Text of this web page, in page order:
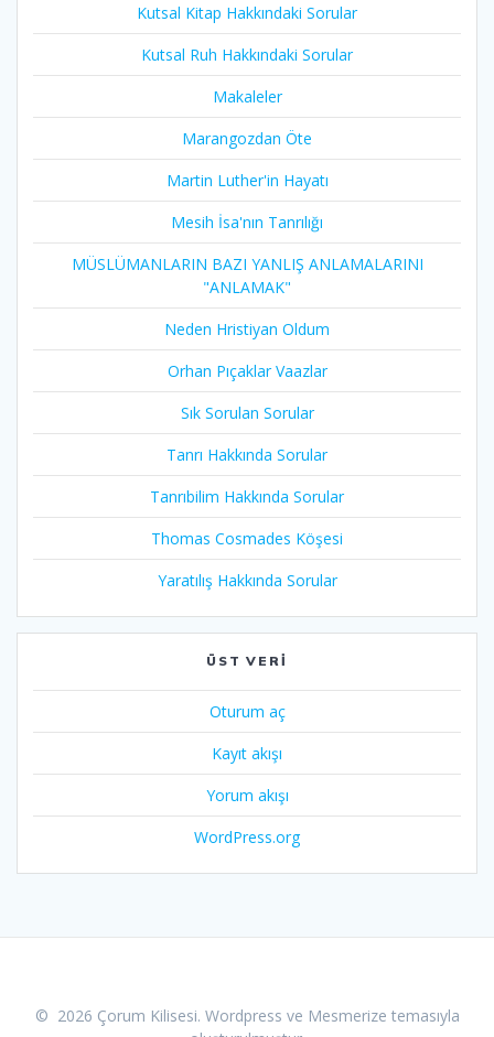
Kutsal Kitap Hakkındaki Sorular
Kutsal Ruh Hakkındaki Sorular
Makaleler
Marangozdan Öte
Martin Luther'in Hayatı​
Mesih İsa'nın Tanrılığı​
MÜSLÜMANLARIN BAZI YANLIŞ ANLAMALARINI
"ANLAMAK"
Neden Hristiyan Oldum​
Orhan Pıçaklar Vaazlar
Sık Sorulan Sorular
Tanrı Hakkında Sorular
Tanrıbilim Hakkında Sorular
Thomas Cosmades Köşesi
Yaratılış Hakkında Sorular
ÜST VERI
Oturum aç
Kayıt akışı
Yorum akışı
WordPress.org
© 2026 Çorum Kilisesi. Wordpress ve Mesmerize temasıyla